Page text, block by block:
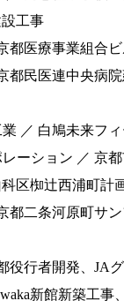
工事
都医療事業組合
都民医連中央病
業 ／ 白鳩未来フ
レーション ／ 京
区椥辻西浦町計
都二条河原町サ
役行者開発、JA
新館新築工事